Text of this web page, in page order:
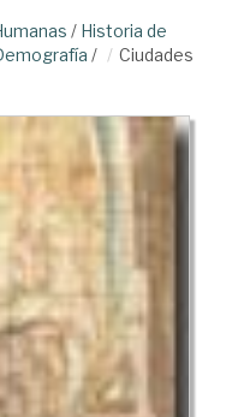
/ Historia de
/
Ciudades